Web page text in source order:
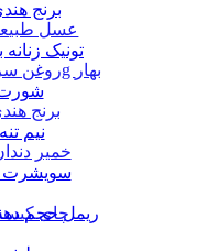
عسل طبیعی - 900
روغن سرخ کردنی بدون پالم 1620g بهار
برنج هندی 10 کیلو
خمیر
برنج هندی 10 کیلویی
تونیک
شورت
نیم
سویشرت
ریمل حجم